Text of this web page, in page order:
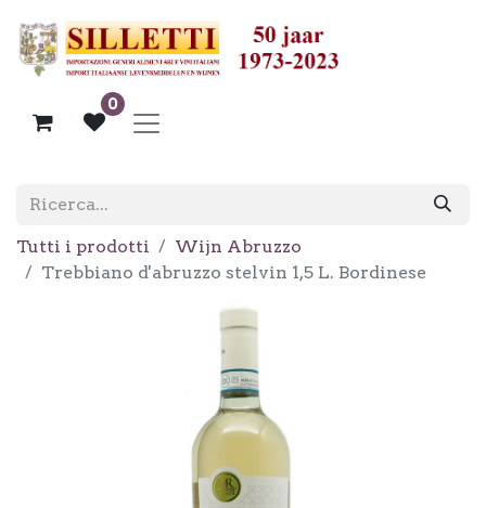
0
Tutti i prodotti
Wijn Abruzzo
Trebbiano d'abruzzo stelvin 1,5 L. Bordinese